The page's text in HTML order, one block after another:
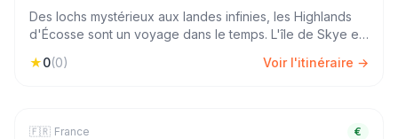
Des lochs mystérieux aux landes infinies, les Highlands
d'Écosse sont un voyage dans le temps. L'île de Skye et
une aventure au bout du monde sans quitter l'Europe.
★0(0) Voir l'itinéraire →
🏔️ Nature & Rando jours
🇫🇷 France €